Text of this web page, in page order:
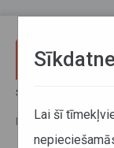
Sākums
pasažieru skaits
Lai šī